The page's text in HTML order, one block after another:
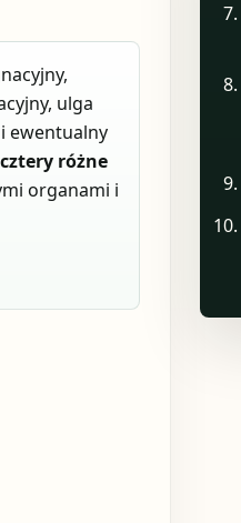
ulga
ewentualny
cztery różne
organami i